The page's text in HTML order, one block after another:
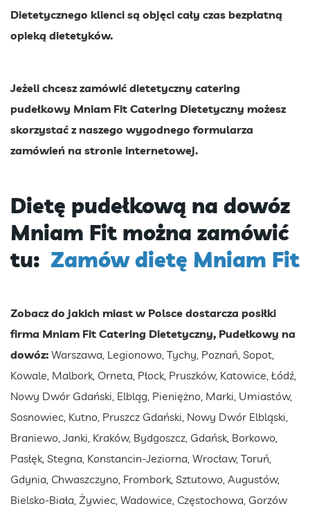
Dietetycznego klienci są objęci cały czas bezpłatną
opieką dietetyków.
Jeżeli chcesz zamówić dietetyczny catering
pudełkowy Mniam Fit Catering Dietetyczny możesz
skorzystać z naszego wygodnego formularza
zamówień na stronie internetowej.
Dietę pudełkową na dowóz
Mniam Fit można zamówić
tu: Zamów dietę Mniam Fit
Zobacz do jakich miast w Polsce dostarcza posiłki
firma Mniam Fit Catering Dietetyczny, Pudełkowy na
dowóz: Warszawa, Legionowo, Tychy, Poznań, Sopot,
Kowale, Malbork, Orneta, Płock, Pruszków, Katowice, Łódź,
Nowy Dwór Gdański, Elbląg, Pieniężno, Marki, Umiastów,
Sosnowiec, Kutno, Pruszcz Gdański, Nowy Dwór Elbląski,
Braniewo, Janki, Kraków, Bydgoszcz, Gdańsk, Borkowo,
Pasłęk, Stegna, Konstancin-Jeziorna, Wrocław, Toruń,
Gdynia, Chwaszczyno, Frombork, Sztutowo, Augustów,
Bielsko-Biała, Żywiec, Wadowice, Częstochowa, Gorzów